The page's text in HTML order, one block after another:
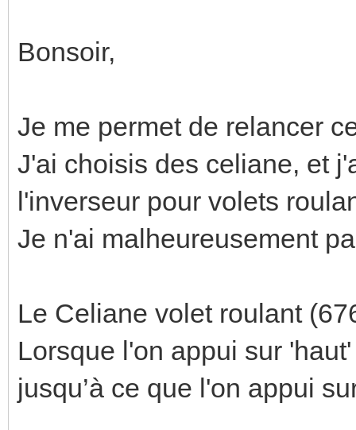
Bonsoir,
Je me permet de relancer
J'ai choisis des celiane, et
l'inverseur pour volets
Je n'ai malheureusement
Le Celiane volet roulant
Lorsque l'on appui sur
jusqu’à ce que l'on appui